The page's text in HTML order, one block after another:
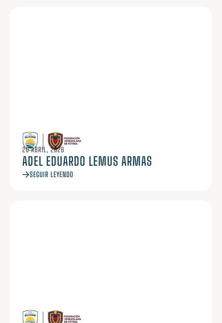
20 ABRIL, 2026
ADEL EDUARDO LEMUS ARMAS
SEGUIR LEYENDO